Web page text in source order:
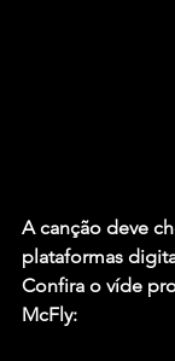
A canção deve
plataformas
Confira o víde
McFly: